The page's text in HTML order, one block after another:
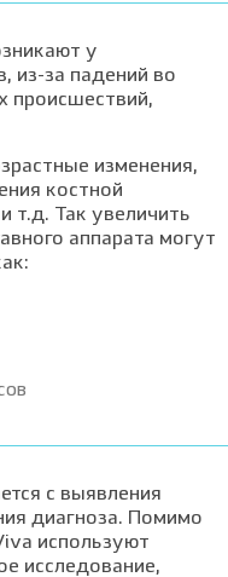
у
из-за падений во
происшествий,
изменения,
костной
т.д. Так увеличить
аппарата могут
с выявления
диагноза. Помимо
используют
исследование,